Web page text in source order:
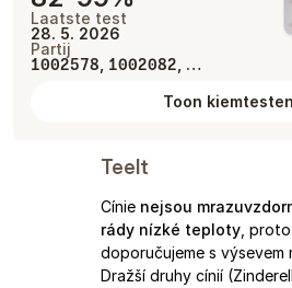
Laatste test
28. 5. 2026
Partij
1002578 1002082 , …
Toon kiemtesten
Teelt
Cínie nejsou
rády nízké teploty , proto
doporučujeme s výsevem
Dražší druhy cínií